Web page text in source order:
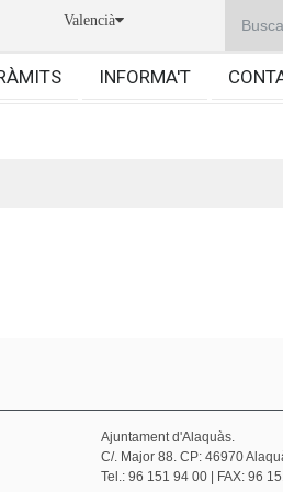
Valencià
INFORMA'T
Ajuntament d'Alaquàs.
C/. Major 88. CP: 46970
Tel.: 96 151 94 00 | FAX: 96